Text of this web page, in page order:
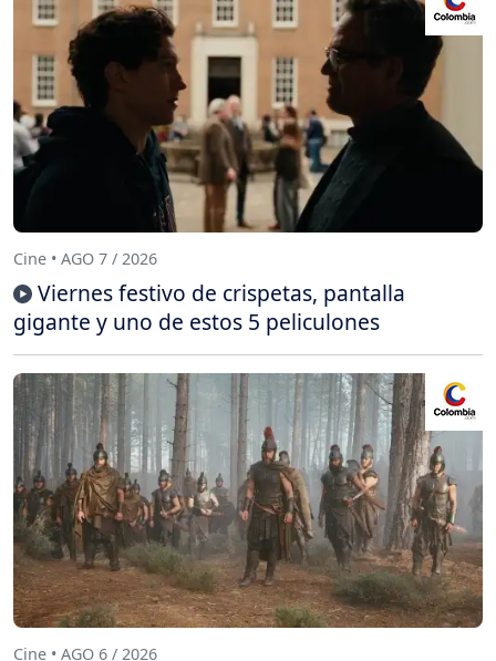
Cine • AGO 7 / 2026
Viernes festivo de crispetas, pantalla
gigante y uno de estos 5 peliculones
Cine • AGO 6 / 2026